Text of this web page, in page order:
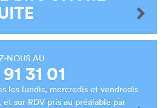
NOUS AU
31 01
les lundis, mercredis et vendredis
et sur RDV pris au préalable par